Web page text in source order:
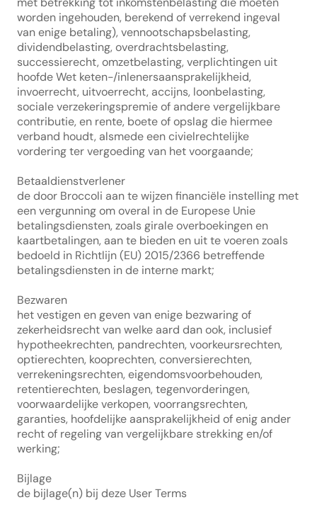
worden ingehouden, berekend of verrekend ingeval
van enige betaling), vennootschapsbelasting,
dividendbelasting, overdrachtsbelasting,
successierecht, omzetbelasting, verplichtingen uit
hoofde Wet keten-/inlenersaansprakelijkheid,
invoerrecht, uitvoerrecht, accijns, loonbelasting,
sociale verzekeringspremie of andere vergelijkbare
contributie, en rente, boete of opslag die hiermee
verband houdt, alsmede een civielrechtelijke
vordering ter vergoeding van het voorgaande;
Betaaldienstverlener
de door Broccoli aan te wijzen financiële instelling met
een vergunning om overal in de Europese Unie
betalingsdiensten, zoals girale overboekingen en
kaartbetalingen, aan te bieden en uit te voeren zoals
bedoeld in Richtlijn (EU) 2015/2366 betreffende
betalingsdiensten in de interne markt;
Bezwaren
het vestigen en geven van enige bezwaring of
zekerheidsrecht van welke aard dan ook, inclusief
hypotheekrechten, pandrechten, voorkeursrechten,
optierechten, kooprechten, conversierechten,
verrekeningsrechten, eigendomsvoorbehouden,
retentierechten, beslagen, tegenvorderingen,
voorwaardelijke verkopen, voorrangsrechten,
garanties, hoofdelijke aansprakelijkheid of enig ander
recht of regeling van vergelijkbare strekking en/of
werking;
Bijlage
de bijlage(n) bij deze User Terms